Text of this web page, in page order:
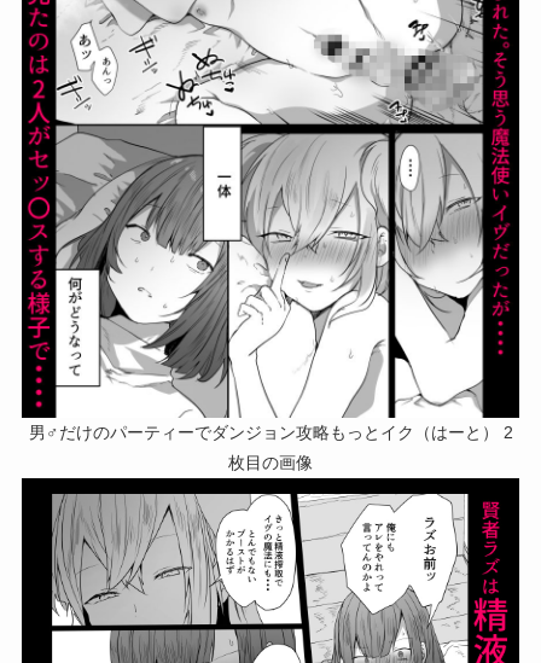
男♂だけのパーティーでダンジョン攻略もっとイク（はーと） 2
枚目の画像